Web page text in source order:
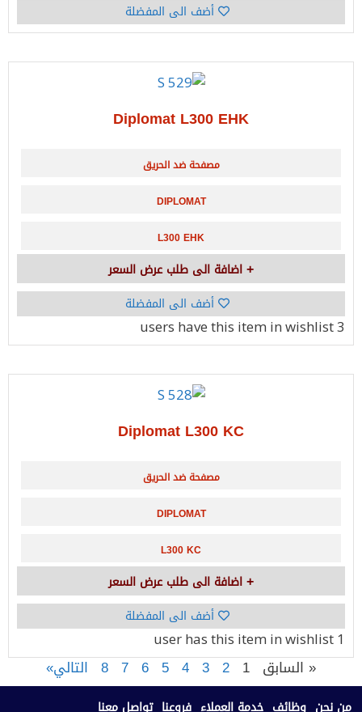
أضف الى المفضلة
Diplomat L300 EHK
مصفحة ضد الحريق
DIPLOMAT
L300 EHK
اضافة الى طلب عرض السعر
أضف الى المفضلة
3 users
have this item in wishlist
Diplomat L300 KC
مصفحة ضد الحريق
DIPLOMAT
L300 KC
اضافة الى طلب عرض السعر
أضف الى المفضلة
1 user
has this item in wishlist
« السابق 1
2
3
4
5
6
7
8 التالي»
من نحن وظائف خدمة العملاء فروعنا تواصل معنا